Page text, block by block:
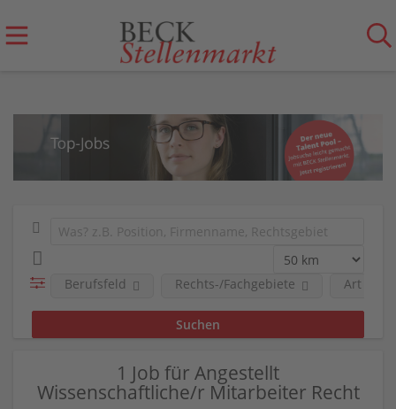
Berufsfeld Rechts-/Fachgebiete Art der
1 Job für Angestellt
Wissenschaftliche/r Mitarbeiter Recht